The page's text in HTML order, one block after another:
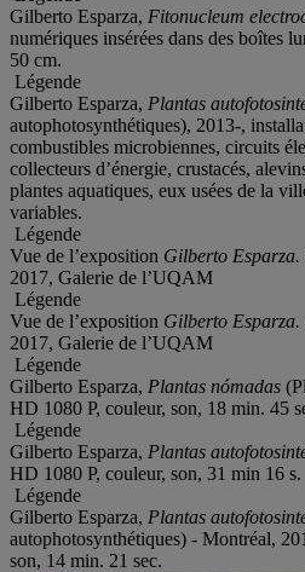
Gilberto Esparza, Fitonucleum
numériques insérées dans des boîtes
50 cm.
Légende
Gilberto Esparza, Plantas
autophotosynthétiques), 2013-,
combustibles microbiennes, circuits
collecteurs d’énergie, crustacés,
plantes aquatiques, eux usées de la
variables.
Légende
Vue de l’exposition Gilberto Esparza.
2017, Galerie de l’UQAM
Légende
Vue de l’exposition Gilberto Esparza.
2017, Galerie de l’UQAM
Légende
Gilberto Esparza, Plantas nómadas
HD 1080 P, couleur, son, 18 min. 45
Légende
Gilberto Esparza, Plantas
HD 1080 P, couleur, son, 31 min 16 s.
Légende
Gilberto Esparza, Plantas
autophotosynthétiques) - Montréal,
son, 14 min. 21 sec.